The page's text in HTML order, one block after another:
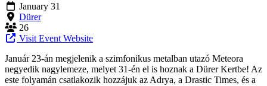
January 31
Dürer
26
Visit Event Website
Január 23-án megjelenik a szimfonikus metalban utazó Meteora
negyedik nagylemeze, melyet 31-én el is hoznak a Dürer Kertbe! Az
este folyamán csatlakozik hozzájuk az Adrya, a Drastic Times, és a